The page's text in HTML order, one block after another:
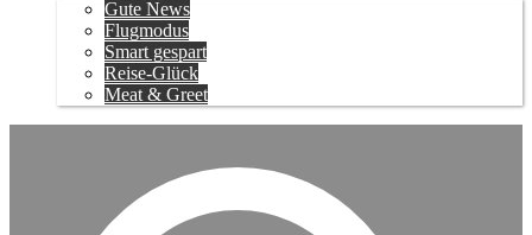
Gute News
Flugmodus
Smart gespart
Reise-Glück
Meat & Greet